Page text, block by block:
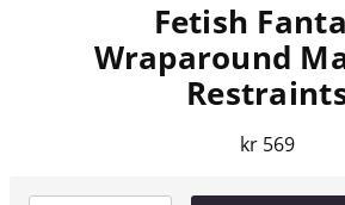
Fetish
Wraparound
kr 569